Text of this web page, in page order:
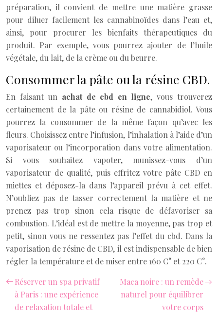
préparation, il convient de mettre une matière grasse
pour diluer facilement les cannabinoïdes dans l’eau et,
ainsi, pour procurer les bienfaits thérapeutiques du
produit. Par exemple, vous pourrez ajouter de l’huile
végétale, du lait, de la crème ou du beurre.
Consommer la pâte ou la résine CBD.
En faisant un achat de cbd en ligne, vous trouverez
certainement de la pâte ou résine de cannabidiol. Vous
pourrez la consommer de la même façon qu’avec les
fleurs. Choisissez entre l’infusion, l’inhalation à l’aide d’un
vaporisateur ou l’incorporation dans votre alimentation.
Si vous souhaitez vapoter, munissez-vous d’un
vaporisateur de qualité, puis effritez votre pâte CBD en
miettes et déposez-la dans l’appareil prévu à cet effet.
N’oubliez pas de tasser correctement la matière et ne
prenez pas trop sinon cela risque de défavoriser sa
combustion. L’idéal est de mettre la moyenne, pas trop et
petit, sinon vous ne ressentez pas l’effet du cbd. Dans la
vaporisation de résine de CBD, il est indispensable de bien
régler la température et de miser entre 160 C° et 220 C°.
Réserver un spa privatif
à Paris : une expérience
de relaxation totale et
Maca noire : un remède
naturel pour équilibrer
votre corps